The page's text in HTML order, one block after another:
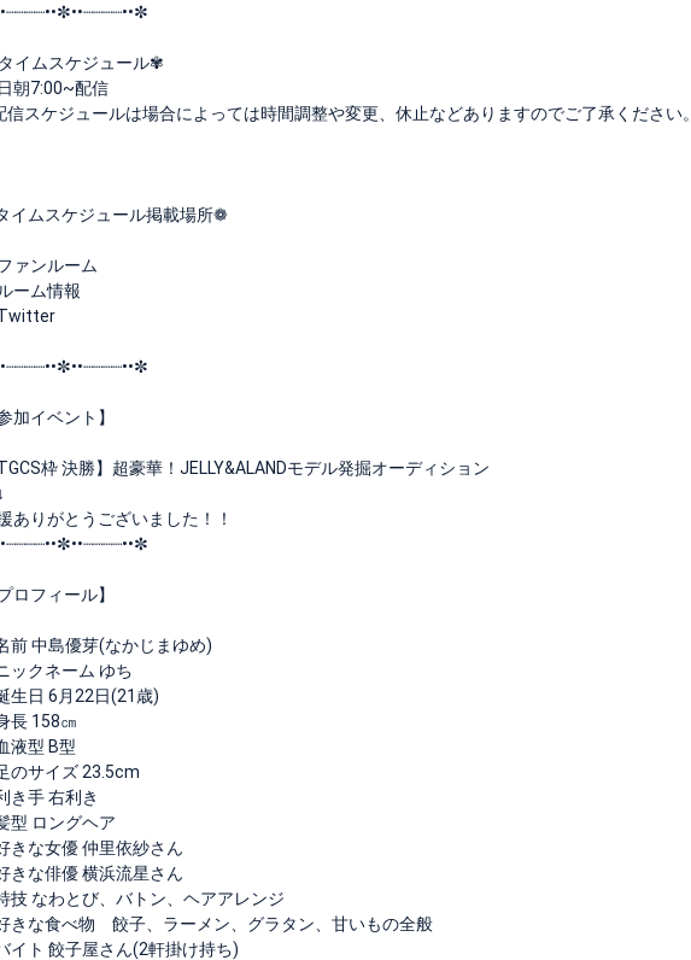
イムスケジュール✾
朝7:00~配信
信スケジュールは場合によっては時間調整や変更、休止などありますのでご了承ください。
イムスケジュール掲載場所❁︎
ァンルーム
ーム情報
Twitter
参加イベント】
TGCS枠 決勝】超豪華！JELLY&ALANDモデル発掘オーディション
ありがとうございました！！
プロフィール】
前 中島優芽(なかじまゆめ)
ックネーム ゆち
生日 6月22日(21歳)
長 158㎝
液型 B型
のサイズ 23.5cm
き手 右利き
型 ロングヘア
きな女優 仲里依紗さん
きな俳優 横浜流星さん
技 なわとび、バトン、ヘアアレンジ
きな食べ物 餃子、ラーメン、グラタン、甘いもの全般
イト 餃子屋さん(2軒掛け持ち)